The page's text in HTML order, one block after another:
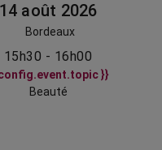
14 août 2026
Bordeaux
15h30 - 16h00
}}
Beauté